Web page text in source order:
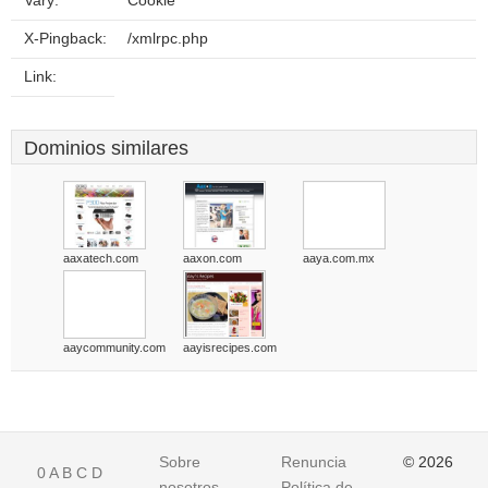
X-Pingback: /xmlrpc.php
Link:
Dominios similares
aaxatech.com aaxon.com aaya.com.mx
aaycommunity.com aayisrecipes.com
0A B C D
Sobre
Renuncia
© 2026